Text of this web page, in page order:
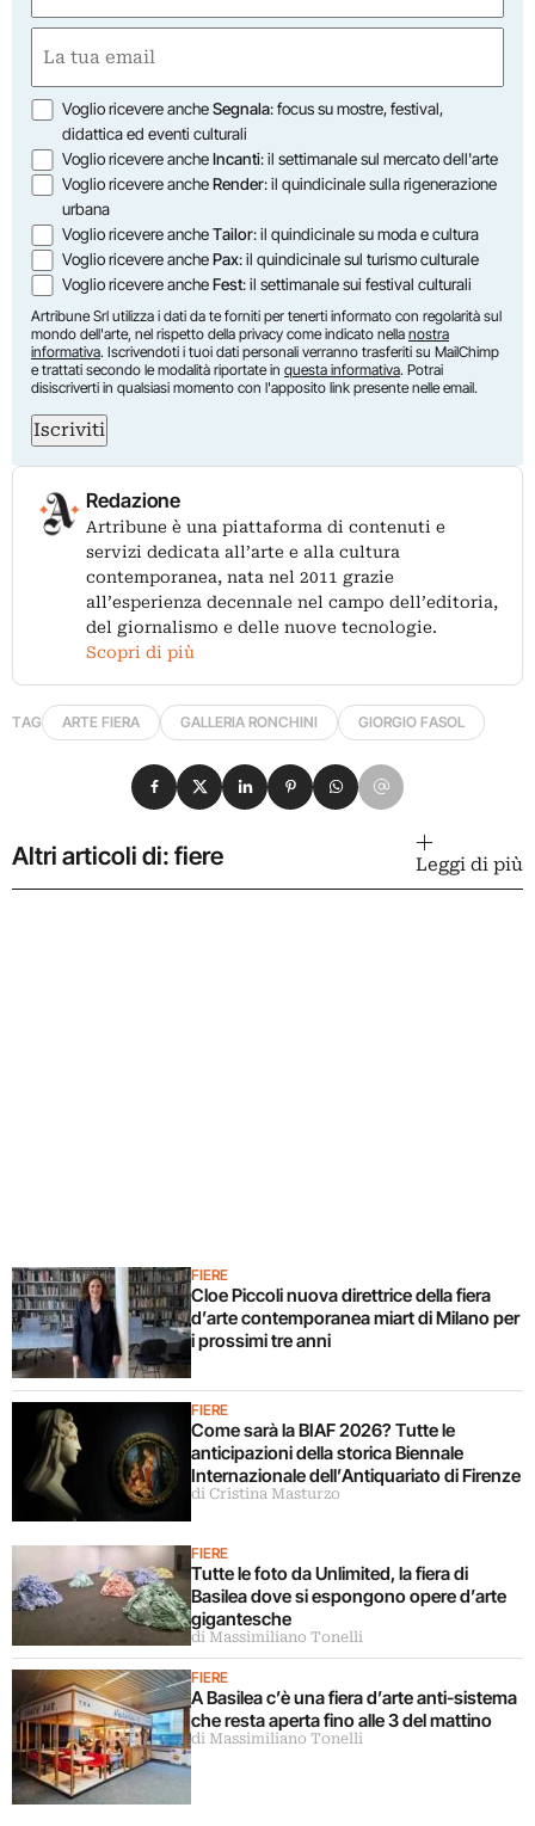
First
(Required)
Opzioni
Voglio ricevere ancheSegnala: focus su mostre, festival,
didattica ed eventi culturali
Voglio ricevere ancheIncanti: il settimanale sul mercato dell'arte
Voglio ricevere ancheRender: il quindicinale sulla rigenerazione
urbana
Voglio ricevere ancheTailor: il quindicinale su moda e cultura
Voglio ricevere anchePax: il quindicinale sul turismo culturale
Voglio ricevere ancheFest: il settimanale sui festival culturali
Artribune Srl utilizza i dati da te forniti per tenerti informato con regolarità sul
mondo dell'arte, nel rispetto della privacy come indicato nella nostra
informativa. Iscrivendoti i tuoi dati personali verranno trasferiti su MailChimp
e trattati secondo le modalità riportate in questa informativa. Potrai
disiscriverti in qualsiasi momento con l'apposito link presente nelle email.
Iscriviti
Redazione
Artribune è una piattaforma di contenuti e
servizi dedicata all’arte e alla cultura
contemporanea, nata nel 2011 grazie
all’esperienza decennale nel campo dell’editoria,
del giornalismo e delle nuove tecnologie.
Scopri di più
TAG ARTE FIERA GALLERIA RONCHINI GIORGIO FASOL
Condividi su Facebook
Condividi su X
Condividi su LinkedIn
Condividi su Pinterest
Condividi su WhatsApp
Condividi su Email
Altri articoli di: fiere Leggi di più
FIERE
Cloe Piccoli nuova direttrice della fiera
d’arte contemporanea miart di Milano per
i prossimi tre anni
FIERE
Come sarà la BIAF 2026? Tutte le
anticipazioni della storica Biennale
Internazionale dell’Antiquariato di Firenze
di Cristina Masturzo
FIERE
Tutte le foto da Unlimited, la fiera di
Basilea dove si espongono opere d’arte
gigantesche
di Massimiliano Tonelli
FIERE
A Basilea c’è una fiera d’arte anti-sistema
che resta aperta fino alle 3 del mattino
di Massimiliano Tonelli